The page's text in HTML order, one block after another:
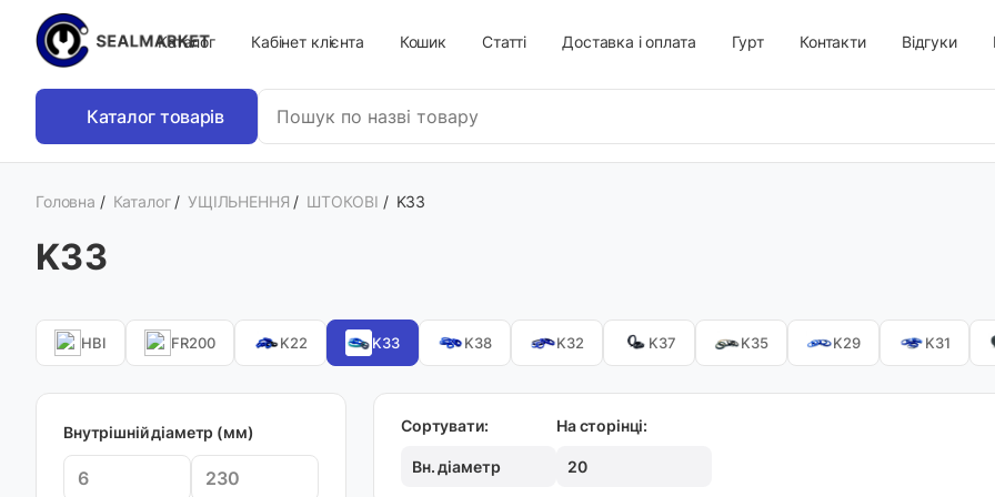
Каталог Кабінет клієнта Кошик Статті Доставка і оплата Гурт Контакти Відгуки
Каталог товарів
Головна / Каталог /УЩІЛЬНЕННЯ / ШТОКОВІ / K33
K33
HBI FR200 K22 K33 K38 K32 K37 K35 K29 K31
Внутрішній діаметр (мм) Сортувати:
Вн. діаметр
На сторінці:
20